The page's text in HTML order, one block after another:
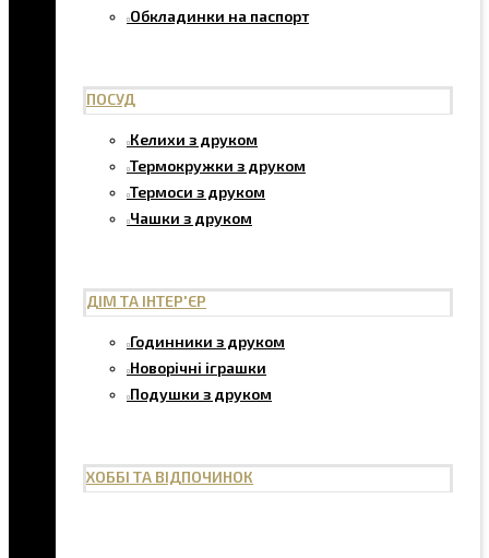
Обкладинки на паспорт
ПОСУД
Келихи з друком
Термокружки з друком
Термоси з друком
Чашки з друком
ДІМ ТА ІНТЕР'ЄР
Годинники з друком
Новорічні іграшки
Подушки з друком
ХОББІ ТА ВІДПОЧИНОК